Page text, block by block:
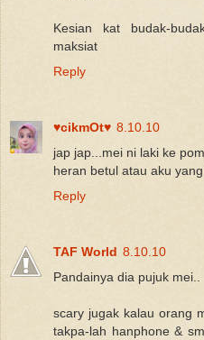
Kesian kat budak-
maksiat
Reply
♥cikmOt♥ 8.10.10
jap jap...mei ni laki ke
heran betul atau aku
Reply
TAF World 8.10.10
Pandainya dia pujuk mei..
scary jugak kalau orang
takpa-lah hanphone &